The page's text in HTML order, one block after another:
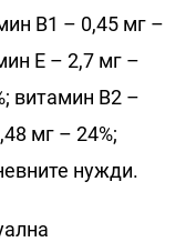
В1 – 0,45 мг –
Е – 2,7 мг –
витамин В2 –
мг – 24%;
нужди.